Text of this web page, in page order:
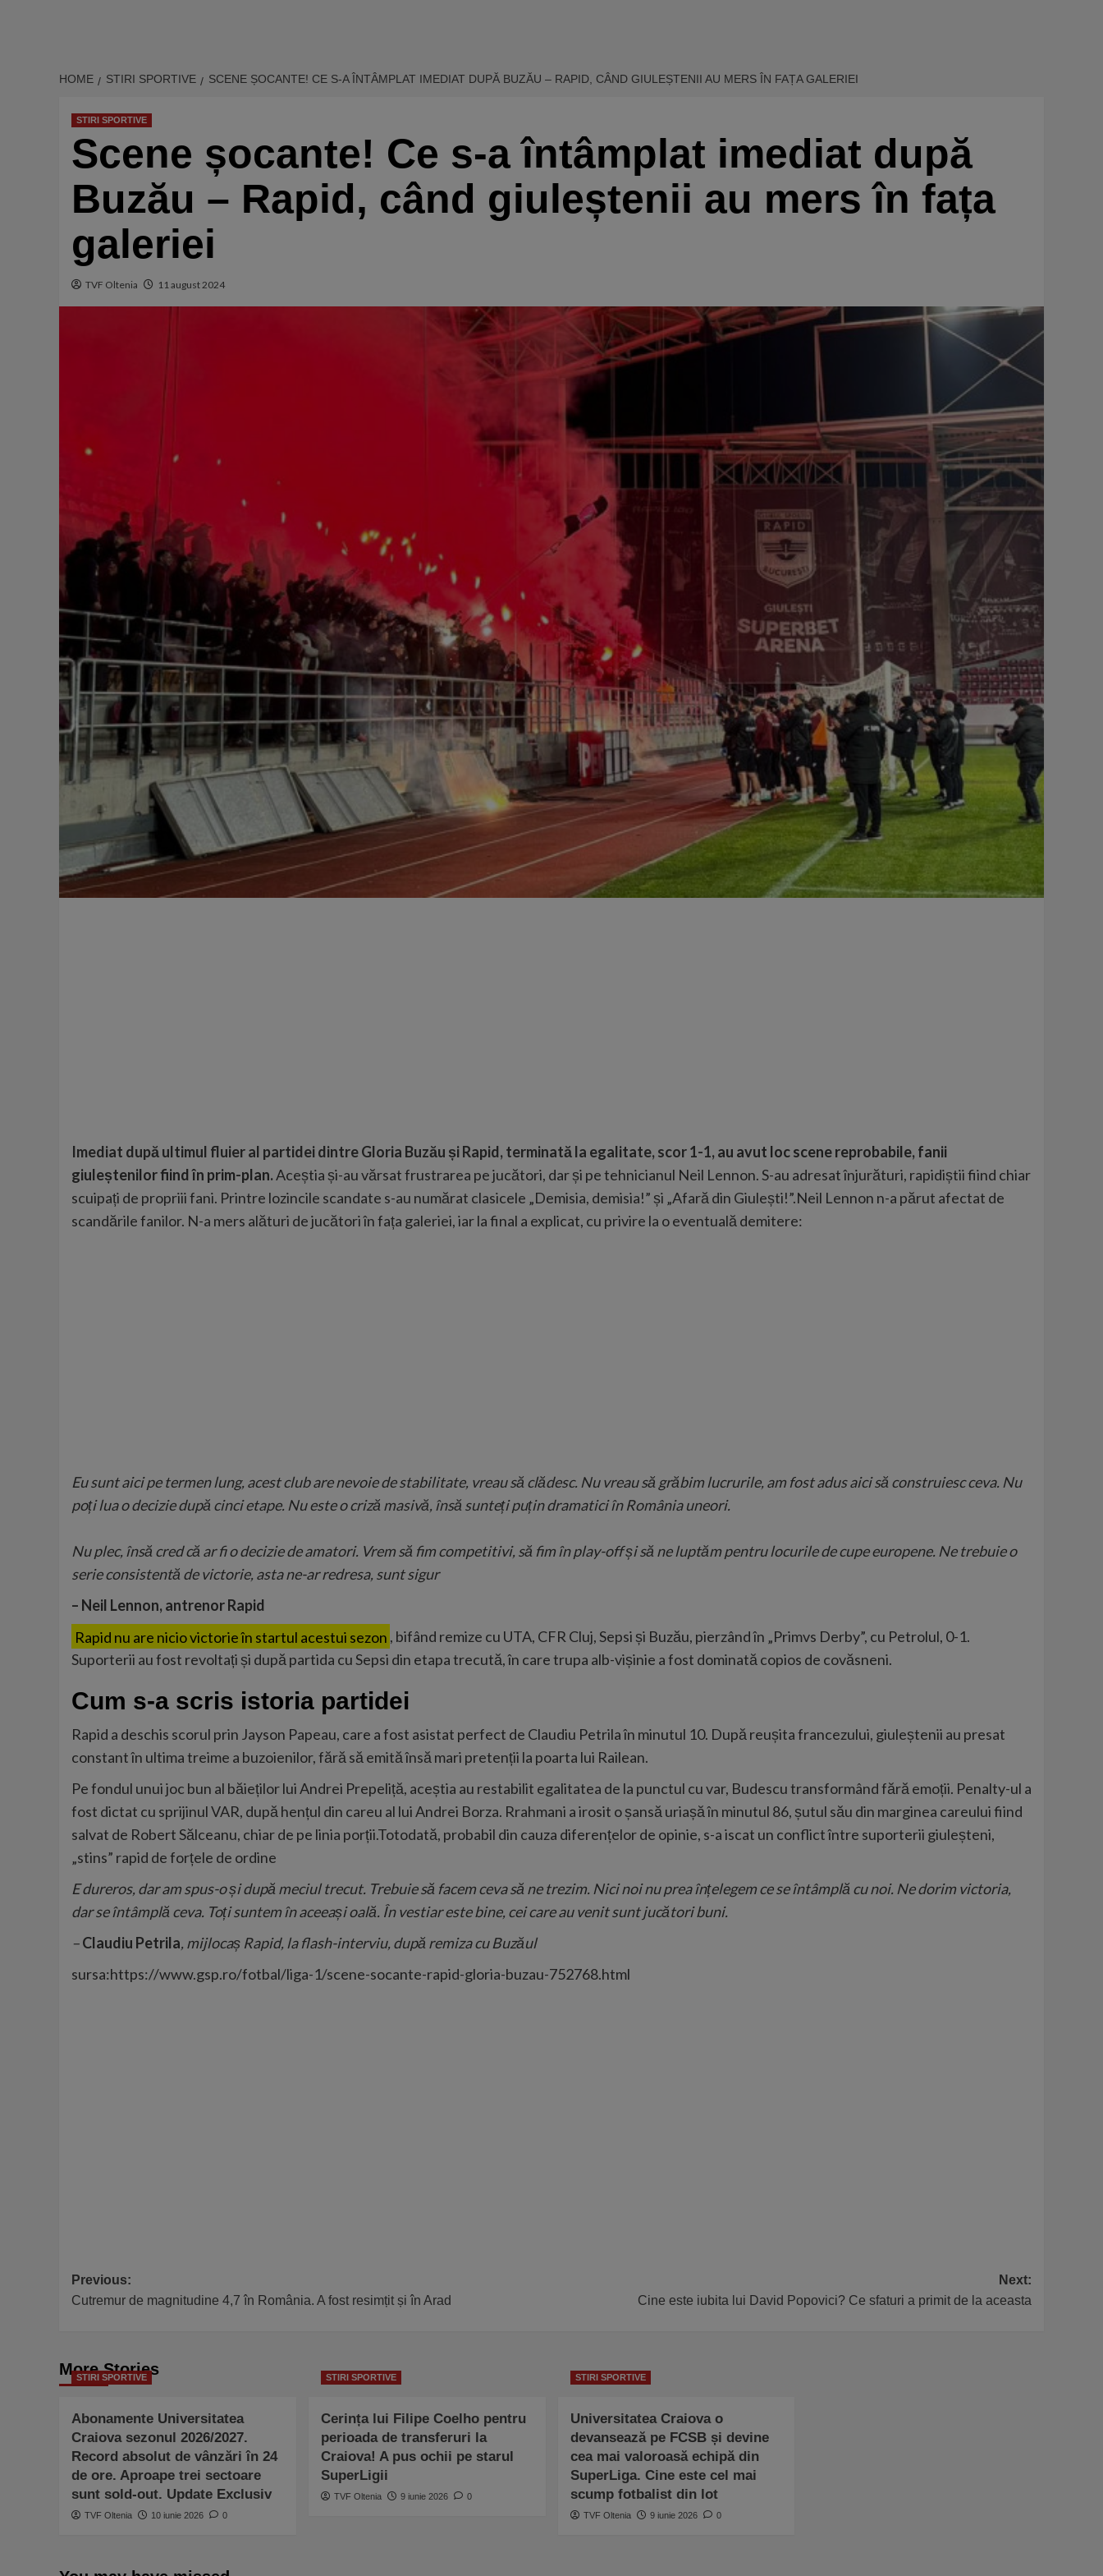
HOME STIRI SPORTIVE SCENE ȘOCANTE! CE S-A ÎNTÂMPLAT IMEDIAT DUPĂ BUZĂU – RAPID, CÂND GIULEȘTENII AU MERS ÎN FAȚA GALERIEI
STIRI SPORTIVE
Scene șocante! Ce s-a întâmplat imediat după
Buzău – Rapid, când giuleștenii au mers în fața
galeriei
TVF Oltenia 11 august 2024
Imediat după ultimul fluier al partidei dintre Gloria Buzău și Rapid, terminată la egalitate, scor 1-1, au avut loc scene reprobabile, fanii
giuleștenilor fiind în prim-plan.Aceștia și-au vărsat frustrarea pe jucători, dar și pe tehnicianul Neil Lennon. S-au adresat înjurături, rapidiștii fiind chiar
scuipați de propriii fani. Printre lozincile scandate s-au numărat clasicele „Demisia, demisia!” și „Afară din Giulești!”.Neil Lennon n-a părut afectat de
scandările fanilor. N-a mers alături de jucători în fața galeriei, iar la final a explicat, cu privire la o eventuală demitere:
Eu sunt aici pe termen lung, acest club are nevoie de stabilitate, vreau să clădesc. Nu vreau să grăbim lucrurile, am fost adus aici să construiesc ceva. Nu
poți lua o decizie după cinci etape. Nu este o criză masivă, însă sunteți puțin dramatici în România uneori.
Nu plec, însă cred că ar fi o decizie de amatori. Vrem să fim competitivi, să fim în play-off și să ne luptăm pentru locurile de cupe europene. Ne trebuie o
serie consistentă de victorie, asta ne-ar redresa, sunt sigur
– Neil Lennon, antrenor Rapid
Rapid nu are nicio victorie în startul acestui sezon , bifând remize cu UTA, CFR Cluj, Sepsi și Buzău, pierzând în „Primvs Derby”, cu Petrolul, 0-1.
Suporterii au fost revoltați și după partida cu Sepsi din etapa trecută, în care trupa alb-vișinie a fost dominată copios de covăsneni.
Cum s-a scris istoria partidei
Rapid a deschis scorul prin Jayson Papeau, care a fost asistat perfect de Claudiu Petrila în minutul 10. După reușita francezului, giuleștenii au presat
constant în ultima treime a buzoienilor, fără să emită însă mari pretenții la poarta lui Railean.
Pe fondul unui joc bun al băieților lui Andrei Prepeliță, aceștia au restabilit egalitatea de la punctul cu var, Budescu transformând fără emoții. Penalty-ul a
fost dictat cu sprijinul VAR, după hențul din careu al lui Andrei Borza. Rrahmani a irosit o șansă uriașă în minutul 86, șutul său din marginea careului fiind
salvat de Robert Sălceanu, chiar de pe linia porții.Totodată, probabil din cauza diferențelor de opinie, s-a iscat un conflict între suporterii giuleșteni,
„stins” rapid de forțele de ordine
E dureros, dar am spus-o și după meciul trecut. Trebuie să facem ceva să ne trezim. Nici noi nu prea înțelegem ce se întâmplă cu noi. Ne dorim victoria,
dar se întâmplă ceva. Toți suntem în aceeași oală. În vestiar este bine, cei care au venit sunt jucători buni.
–Claudiu Petrila, mijlocaș Rapid, la flash-interviu, după remiza cu Buzăul
sursa:https://www.gsp.ro/fotbal/liga-1/scene-socante-rapid-gloria-buzau-752768.html
Post
navigation
Previous:
Cutremur de magnitudine 4,7 în România. A fost resimțit și în Arad
Next:
Cine este iubita lui David Popovici? Ce sfaturi a primit de la aceasta
More Stories
STIRI SPORTIVE
Abonamente Universitatea
Craiova sezonul 2026/2027.
Record absolut de vânzări în 24
de ore. Aproape trei sectoare
sunt sold-out. Update Exclusiv
TVF Oltenia 10 iunie 2026 0
STIRI SPORTIVE
Cerința lui Filipe Coelho pentru
perioada de transferuri la
Craiova! A pus ochii pe starul
SuperLigii
TVF Oltenia 9 iunie 2026 0
STIRI SPORTIVE
Universitatea Craiova o
devansează pe FCSB și devine
cea mai valoroasă echipă din
SuperLiga. Cine este cel mai
scump fotbalist din lot
TVF Oltenia 9 iunie 2026 0